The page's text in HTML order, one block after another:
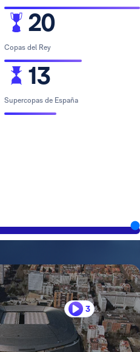
20
Copas del Rey
13
Supercopas de España
3